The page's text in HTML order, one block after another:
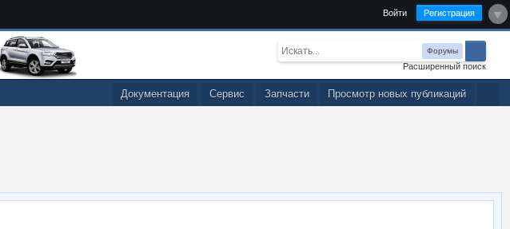
Войти Регистрация
Форумы
Расширенный поиск
Просмотр новых публикаций
Запчасти
Сервис
Документация